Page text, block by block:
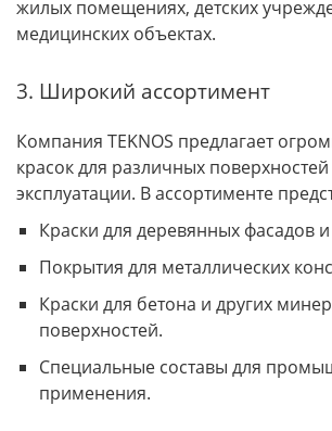
жилых помещениях, детских
медицинских объектах.
3. Широкий ассортимент
Компания TEKNOS предлагает
красок для различных
эксплуатации. В ассортименте
Краски для деревянных фасадов
Покрытия для металлических
Краски для бетона и других
поверхностей.
Специальные составы для
применения.